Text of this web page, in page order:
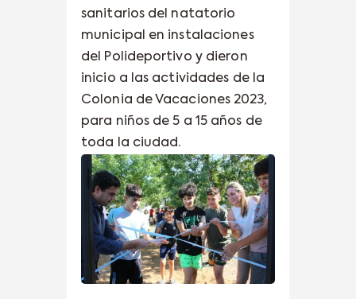
sanitarios del natatorio
municipal en instalaciones
del Polideportivo y dieron
inicio a las actividades de la
Colonia de Vacaciones 2023,
para niños de 5 a 15 años de
toda la ciudad.